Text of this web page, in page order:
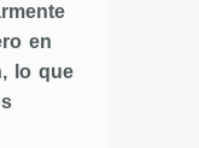
en
lo que